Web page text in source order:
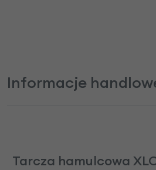
Informacje
Tarcza hamulcowa